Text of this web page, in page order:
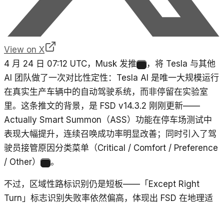
View on X
4 月 24 日 07:12 UTC，Musk 发推
，将 Tesla 与其他
AI 团队做了一次对比性定性：Tesla AI 是唯一大规模运行
在真实生产车辆中的自动驾驶系统，而非停留在实验室
里。这条推文的背景，是 FSD v14.3.2 刚刚更新——
Actually Smart Summon（ASS）功能在停车场测试中
表现大幅提升，连续召唤成功率明显改善；同时引入了驾
驶员接管原因分类菜单（Critical / Comfort / Preference
/ Other）
。
不过，区域性路标识别仍是短板——「Except Right
Turn」标志识别失败率依然偏高，体现出 FSD 在地理适